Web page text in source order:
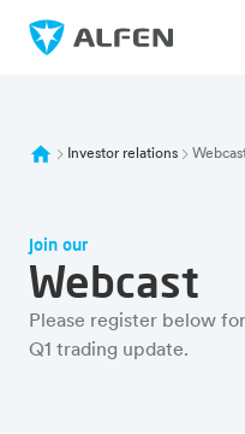
Sauter au contenu
Alfen
Investor relations
Join our
Webcast
Please register below
Q1 trading update.